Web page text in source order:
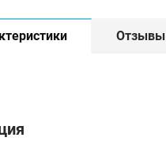
Отзывы